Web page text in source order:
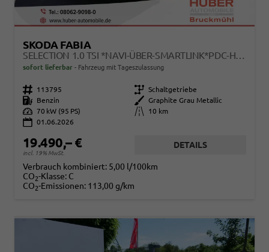
SKODA FABIA
SELECTION 1.0 TSI *NAVI-ÜBER-SMARTLINK*PDC-HI*LED*SHZ*KLIMA*RADIO
sofort lieferbar Fahrzeug mit Tageszulassung
Fahrzeugnr. 113795 Getriebe Schaltgetriebe
Kraftstoff
Benzin Außenfarbe
Graphite Grau Metallic
Leistung 70 kW (95 PS) Kilometerstand
10 km
01.06.2026
19.490,– €
incl. 19% MwSt.
DETAILS
Verbrauch kombiniert: 5,00 l/100km
CO2-Klasse: C
CO2-Emissionen: 113,00 g/km